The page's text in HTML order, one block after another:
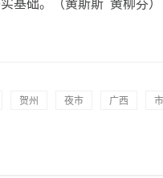
基础。（黄斯斯 黄柳芬）
贺州 夜市 广西